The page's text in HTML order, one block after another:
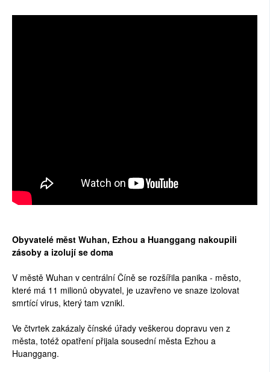
Obyvatelé měst Wuhan, Ezhou a Huanggang nakoupili
zásoby a izolují se doma
V městě Wuhan v centrální Číně se rozšířila panika - město,
které má 11 milionů obyvatel, je uzavřeno ve snaze izolovat
smrtící virus, který tam vznikl.
Ve čtvrtek zakázaly čínské úřady veškerou dopravu ven z
města, totéž opatření přijala sousední města Ezhou a
Huanggang.